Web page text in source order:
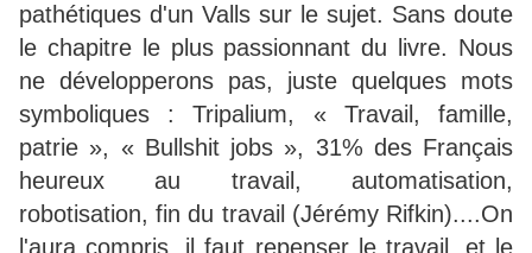
pathétiques d'un Valls sur le sujet. Sans doute
le chapitre le plus passionnant du livre. Nous
ne développerons pas, juste quelques mots
symboliques : Tripalium, « Travail, famille,
patrie », « Bullshit jobs », 31% des Français
heureux au travail, automatisation,
robotisation, fin du travail (Jérémy Rifkin)....On
l'aura compris, il faut repenser le travail, et le